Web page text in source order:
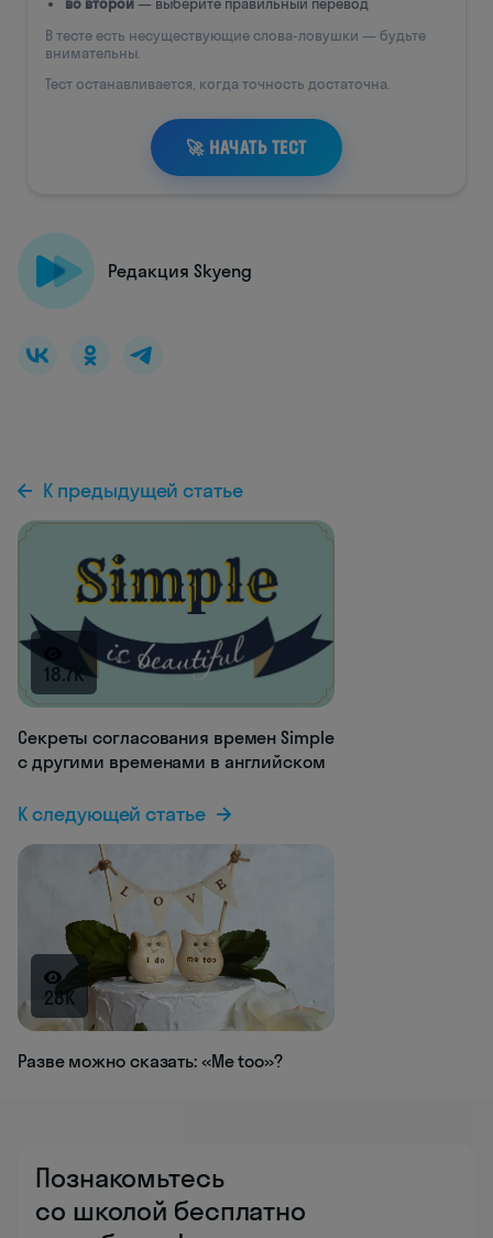
Редакция Skyeng
К предыдущей статье
18.7K
Секреты согласования времен Simple
с другими временами в английском
К следующей статье
28K
Разве можно сказать: «Me too»?
Познакомьтесь
со школой бесплатно